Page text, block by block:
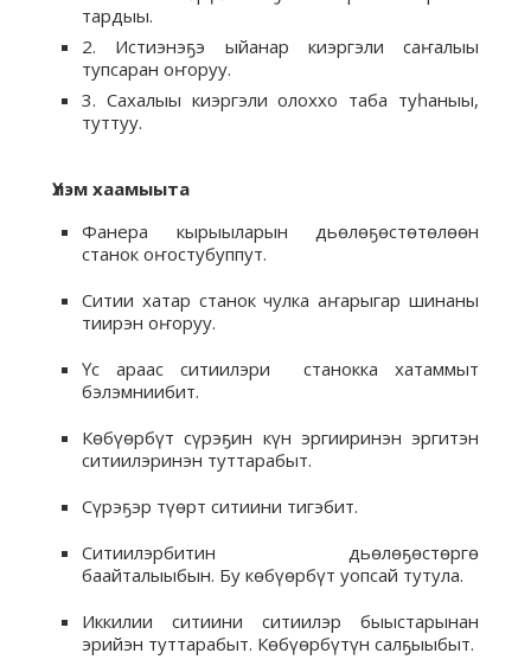
тардыы.
2. Истиэнэҕэ ыйанар киэргэли саҥалыы
тупсаран оҥоруу.
3. Сахалыы киэргэли олоххо таба туһаныы,
туттуу.
Үлэм хаамыыта
Фанера кырыыларын дьөлөҕөстөтөлөөн
станок оҥостубуппут.
Ситии хатар станок чулка аҥарыгар шинаны
тиирэн оҥоруу.
Үс араас ситиилэри станокка хатаммыт
бэлэмниибит.
Көбүөрбүт сүрэҕин күн эргииринэн эргитэн
ситиилэринэн туттарабыт.
Сүрэҕэр түөрт ситиини тигэбит.
Ситиилэрбитин дьөлөҕөстөргө
баайталыыбын. Бу көбүөрбүт уопсай тутула.
Иккилии ситиини ситиилэр быыстарынан
эрийэн туттарабыт. Көбүөрбүтүн салҕыыбыт.